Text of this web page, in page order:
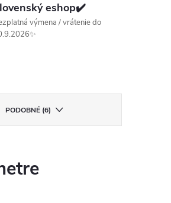
eshop✔️
výmena / vrátenie do
PODOBNÉ (6)